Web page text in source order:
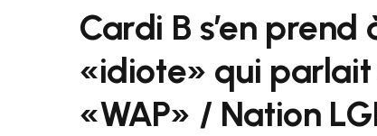
Cardi B s’en
«idiote» qui
«WAP» / Nation